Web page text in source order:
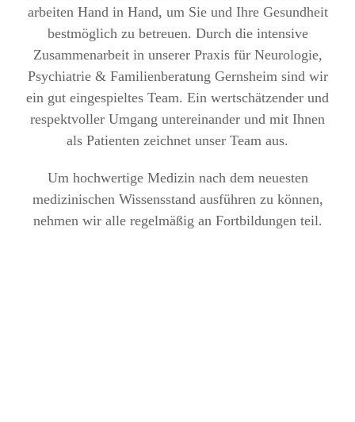
arbeiten Hand in Hand, um Sie und Ihre Gesundheit
bestmöglich zu betreuen. Durch die intensive
Zusammenarbeit in unserer Praxis für Neurologie,
Psychiatrie & Familienberatung Gernsheim sind wir
ein gut eingespieltes Team. Ein wertschätzender und
respektvoller Umgang untereinander und mit Ihnen
als Patienten zeichnet unser Team aus.
Um hochwertige Medizin nach dem neuesten
medizinischen Wissensstand ausführen zu können,
nehmen wir alle regelmäßig an Fortbildungen teil.